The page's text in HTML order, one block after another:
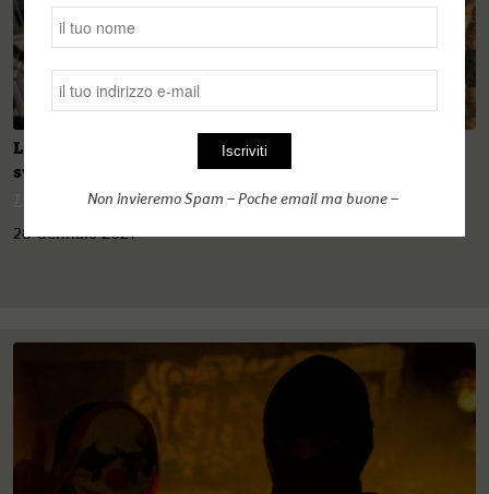
La mezzaluna sciita si dissemina per raccogliere la
svolta di Biden
Lorenzo Forlani
28 Gennaio 2021
Non invieremo Spam – Poche email ma buone –